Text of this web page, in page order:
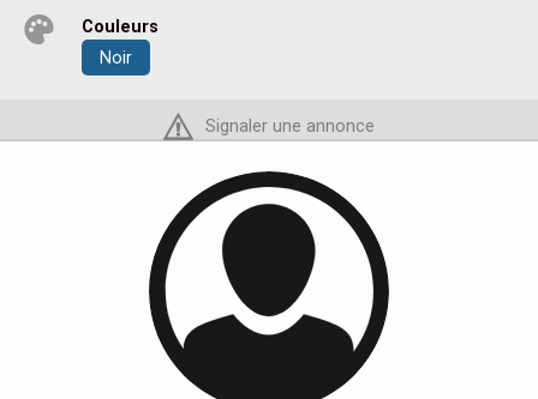
Couleurs
Noir
Signaler une annonce